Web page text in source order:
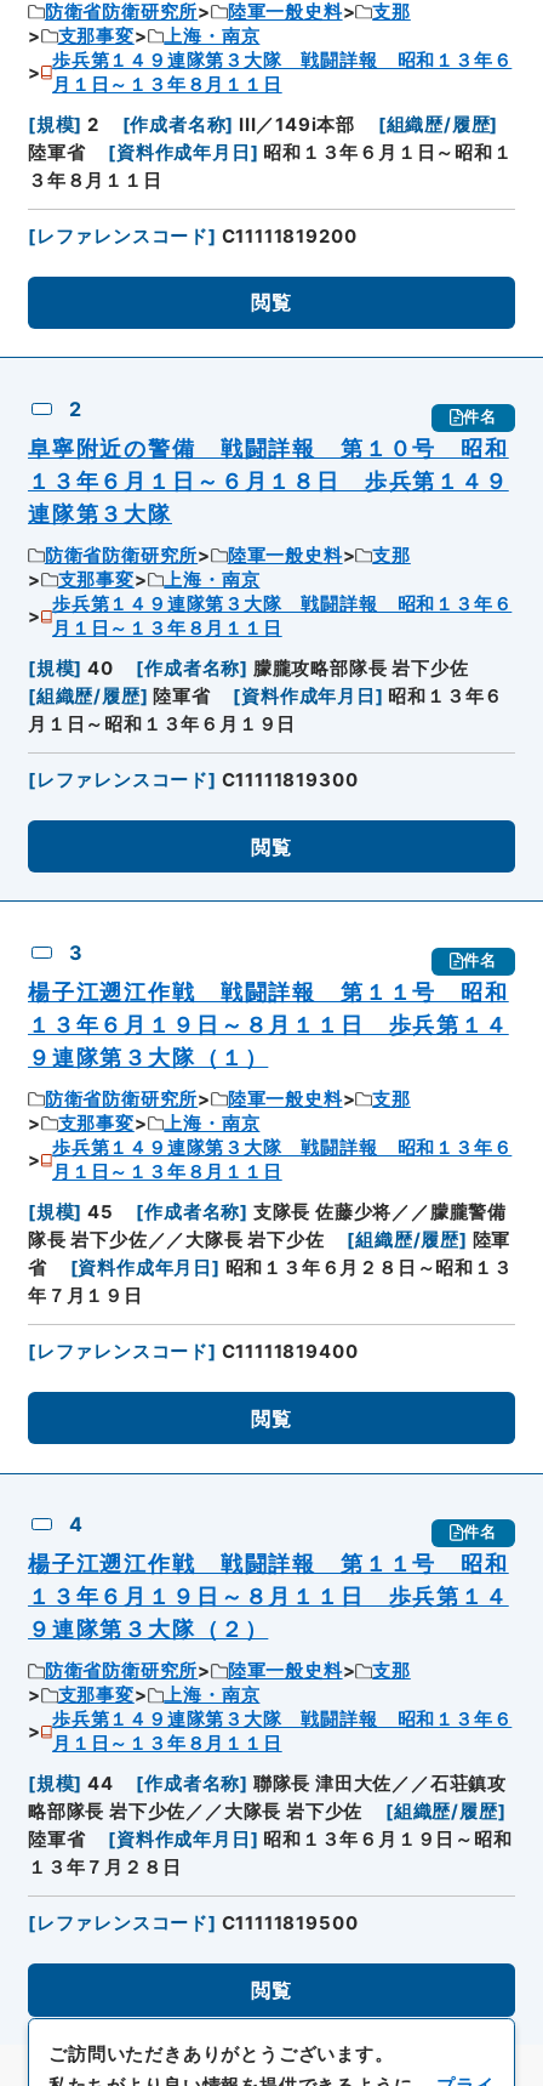
防衛省防衛研究所 陸軍一般史料
支那
支那事変
上海・南京
歩兵第１４９連隊第３大隊 戦闘詳報 昭和１３年６
月１日～１３年８月１１日
[規模] 2 [作成者名称] III／149i本部 [組織歴/履歴]
陸軍省
[資料作成年月日 ] 昭和１３年６月１日～昭和１
３年８月１１日
[レファレンスコード] C11111819200
閲覧
2 件名
阜寧附近の警備 戦闘詳報 第１０号 昭和
１３年６月１日～６月１８日 歩兵第１４９
連隊第３大隊
防衛省防衛研究所 陸軍一般史料
支那
支那事変
上海・南京
歩兵第１４９連隊第３大隊 戦闘詳報 昭和１３年６
月１日～１３年８月１１日
[規模] 40 [作成者名称] 朦朧攻略部隊長 岩下少佐
[組織歴/履歴] 陸軍省 [資料作成年月日 ] 昭和１３年６
月１日～昭和１３年６月１９日
[レファレンスコード] C11111819300
閲覧
3 件名
楊子江遡江作戦 戦闘詳報 第１１号 昭和
１３年６月１９日～８月１１日 歩兵第１４
９連隊第３大隊（１）
防衛省防衛研究所 陸軍一般史料
支那
支那事変
上海・南京
歩兵第１４９連隊第３大隊 戦闘詳報 昭和１３年６
月１日～１３年８月１１日
[規模] 45 [作成者名称] 支隊長 佐藤少将／／朦朧警備
隊長 岩下少佐／／大隊長 岩下少佐
[組織歴/履歴] 陸軍
省
[資料作成年月日 ] 昭和１３年６月２８日～昭和１３
年７月１９日
[レファレンスコード] C11111819400
閲覧
4 件名
楊子江遡江作戦 戦闘詳報 第１１号 昭和
１３年６月１９日～８月１１日 歩兵第１４
９連隊第３大隊（２）
防衛省防衛研究所 陸軍一般史料
支那
支那事変
上海・南京
歩兵第１４９連隊第３大隊 戦闘詳報 昭和１３年６
月１日～１３年８月１１日
[規模] 44 [作成者名称] 聯隊長 津田大佐／／石荘鎮攻
略部隊長 岩下少佐／／大隊長 岩下少佐
[組織歴/履歴]
陸軍省
[資料作成年月日 ] 昭和１３年６月１９日～昭和
１３年７月２８日
[レファレンスコード] C11111819500
閲覧
ご訪問いただきありがとうございます。